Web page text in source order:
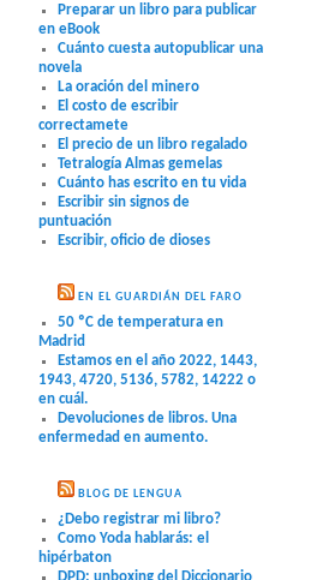
Preparar un libro para publicar
en eBook
Cuánto cuesta autopublicar una
novela
La oración del minero
El costo de escribir
correctamete
El precio de un libro regalado
Tetralogía Almas gemelas
Cuánto has escrito en tu vida
Escribir sin signos de
puntuación
Escribir, oficio de dioses
EN EL GUARDIÁN DEL FARO
50 ºC de temperatura en
Madrid
Estamos en el año 2022, 1443,
1943, 4720, 5136, 5782, 14222 o
en cuál.
Devoluciones de libros. Una
enfermedad en aumento.
BLOG DE LENGUA
¿Debo registrar mi libro?
Como Yoda hablarás: el
hipérbaton